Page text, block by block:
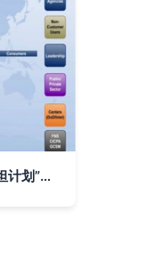
美国国家网络空间安全保护系统“爱因斯坦计划”技术综述